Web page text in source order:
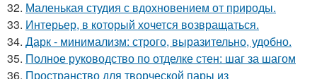
32. Маленькая студия с вдохновением от природы.
33. Интерьер, в который хочется возвращаться.
34. Дарк - минимализм: строго, выразительно, удобно.
35. Полное руководство по отделке стен: шаг за шагом
36. Пространство для творческой пары из